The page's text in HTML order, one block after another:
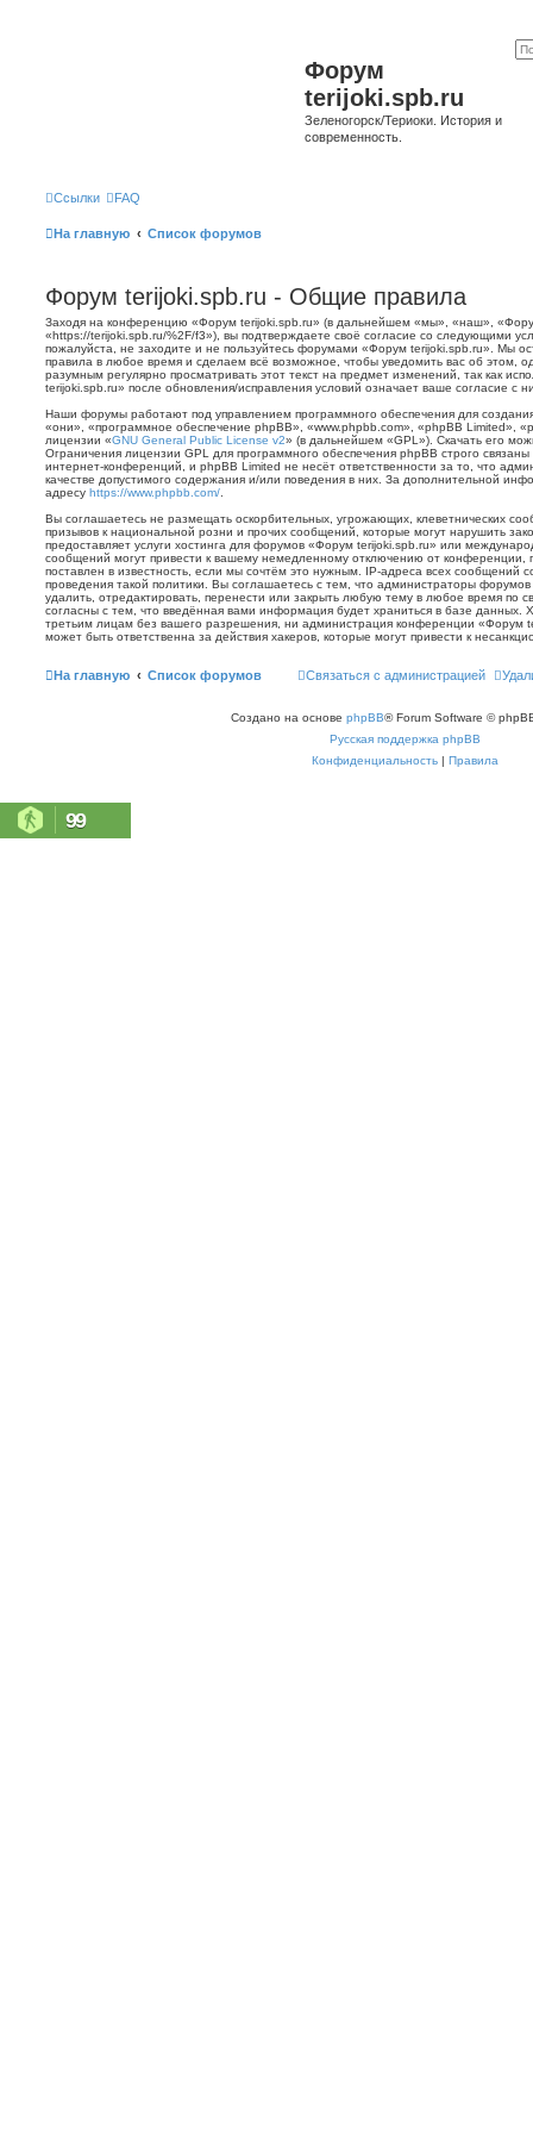
Форум
terijoki.spb.ru
Зеленогорск/Териоки. История и
современность.
Ссылки FAQ
На главную Список форумов
Форум terijoki.spb.ru - Общие правила
Заходя на конференцию «Форум terijoki.spb.ru» (в дальнейшем «мы», «наш»,
«https://terijoki.spb.ru/%2F/f3»), вы подтверждаете своё согласие со следующими
пожалуйста, не заходите и не пользуйтесь форумами «Форум terijoki.spb.ru». Мы
правила в любое время и сделаем всё возможное, чтобы уведомить вас об этом,
разумным регулярно просматривать этот текст на предмет изменений, так как
terijoki.spb.ru» после обновления/исправления условий означает ваше согласие с
Наши форумы работают под управлением программного обеспечения для
«они», «программное обеспечение phpBB», «www.phpbb.com», «phpBB Limited»,
лицензии «GNU General Public License v2» (в дальнейшем «GPL»). Скачать его
Ограничения лицензии GPL для программного обеспечения phpBB строго
интернет-конференций, и phpBB Limited не несёт ответственности за то, что
качестве допустимого содержания и/или поведения в них. За дополнительной
адресу https://www.phpbb.com/
Вы соглашаетесь не размещать оскорбительных, угрожающих, клеветнических
призывов к национальной розни и прочих сообщений, которые могут нарушить
предоставляет услуги хостинга для форумов «Форум terijoki.spb.ru» или
сообщений могут привести к вашему немедленному отключению от конференции,
поставлен в известность, если мы сочтём это нужным. IP-адреса всех сообщений
проведения такой политики. Вы соглашаетесь с тем, что администраторы
удалить, отредактировать, перенести или закрыть любую тему в любое время по
согласны с тем, что введённая вами информация будет храниться в базе данных.
третьим лицам без вашего разрешения, ни администрация конференции «Форум
может быть ответственна за действия хакеров, которые могут привести к
На главную Список форумов Связаться с администрацией
Создано на основе phpBB® Forum Software ©
Русская поддержка phpBB
Конфиденциальность | Правила
99